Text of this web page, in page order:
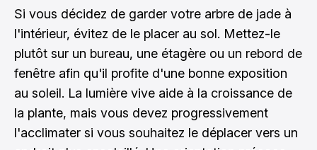
Si vous décidez de garder votre arbre de jade à
l'intérieur, évitez de le placer au sol. Mettez-le
plutôt sur un bureau, une étagère ou un rebord de
fenêtre afin qu'il profite d'une bonne exposition
au soleil. La lumière vive aide à la croissance de
la plante, mais vous devez progressivement
l'acclimater si vous souhaitez le déplacer vers un